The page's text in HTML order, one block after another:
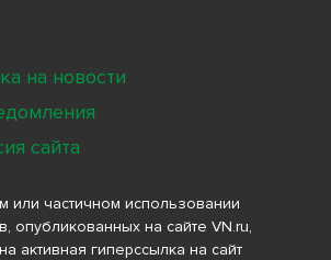
или частичном использовании
опубликованных на сайте VN.ru,
активная гиперссылка на сайт
на новости
сайта